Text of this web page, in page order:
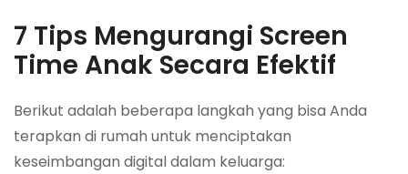
7 Tips Mengurangi Screen
Time Anak Secara Efektif
Berikut adalah beberapa langkah yang bisa Anda
terapkan di rumah untuk menciptakan
keseimbangan digital dalam keluarga: